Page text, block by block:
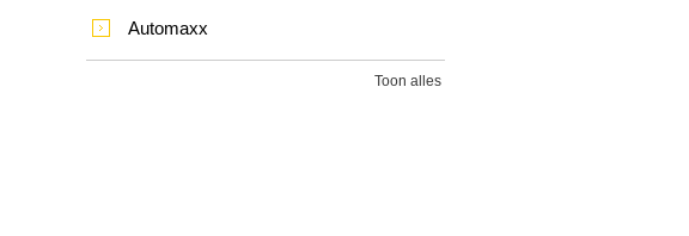
Automaxx
Toon alles